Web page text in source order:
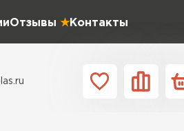
Отзывы Контакты